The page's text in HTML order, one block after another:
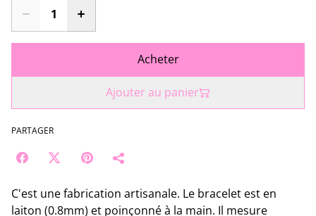
Acheter
Ajouter au panier
PARTAGER
C'est une fabrication artisanale. Le bracelet est en
laiton (0.8mm) et poinçonné à la main. Il mesure